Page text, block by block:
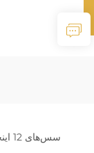
سس‌های 12 اینچی